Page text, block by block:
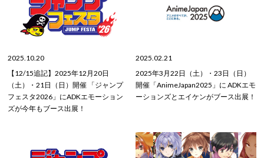
2025.10.20
【12/15追記】2025年12月20日
（土）・21日（日）開催 「ジャンプ
フェスタ2026」にADKエモーション
ズが今年もブース出展！
2025.02.21
2025年3月22日（土）・23日（日）
開催「AnimeJapan2025」に ADKエモ
ーションズとエイケンがブース出展！